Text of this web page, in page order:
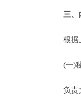
三、
根据上
(一)秘
负责文